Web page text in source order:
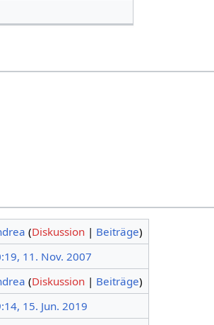
(Diskussion| Beiträge)
11. Nov. 2007
(Diskussion| Beiträge)
15. Jun. 2019